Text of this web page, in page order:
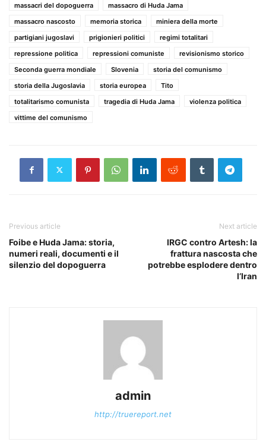
massacri del dopoguerra
massacro di Huda Jama
massacro nascosto
memoria storica
miniera della morte
partigiani jugoslavi
prigionieri politici
regimi totalitari
repressione politica
repressioni comuniste
revisionismo storico
Seconda guerra mondiale
Slovenia
storia del comunismo
storia della Jugoslavia
storia europea
Tito
totalitarismo comunista
tragedia di Huda Jama
violenza politica
vittime del comunismo
Previous article
Foibe e Huda Jama: storia,
numeri reali, documenti e il
silenzio del dopoguerra
Next article
IRGC contro Artesh: la
frattura nascosta che
potrebbe esplodere dentro
l’Iran
admin
http://truereport.net